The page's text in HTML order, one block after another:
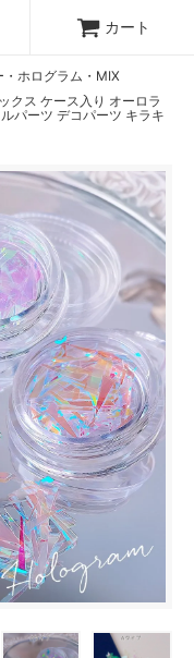
カート
・ホログラム・MIX
クス ケース入り オーロラ
パーツ デコパーツ キラキ